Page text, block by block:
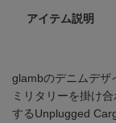
アイテム説明
glambのデニムデザ
ミリタリーを掛け
するUnplugged